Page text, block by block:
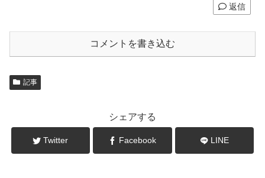
返信
コメントを書き込む
記事
シェアする
Twitter Facebook LINE